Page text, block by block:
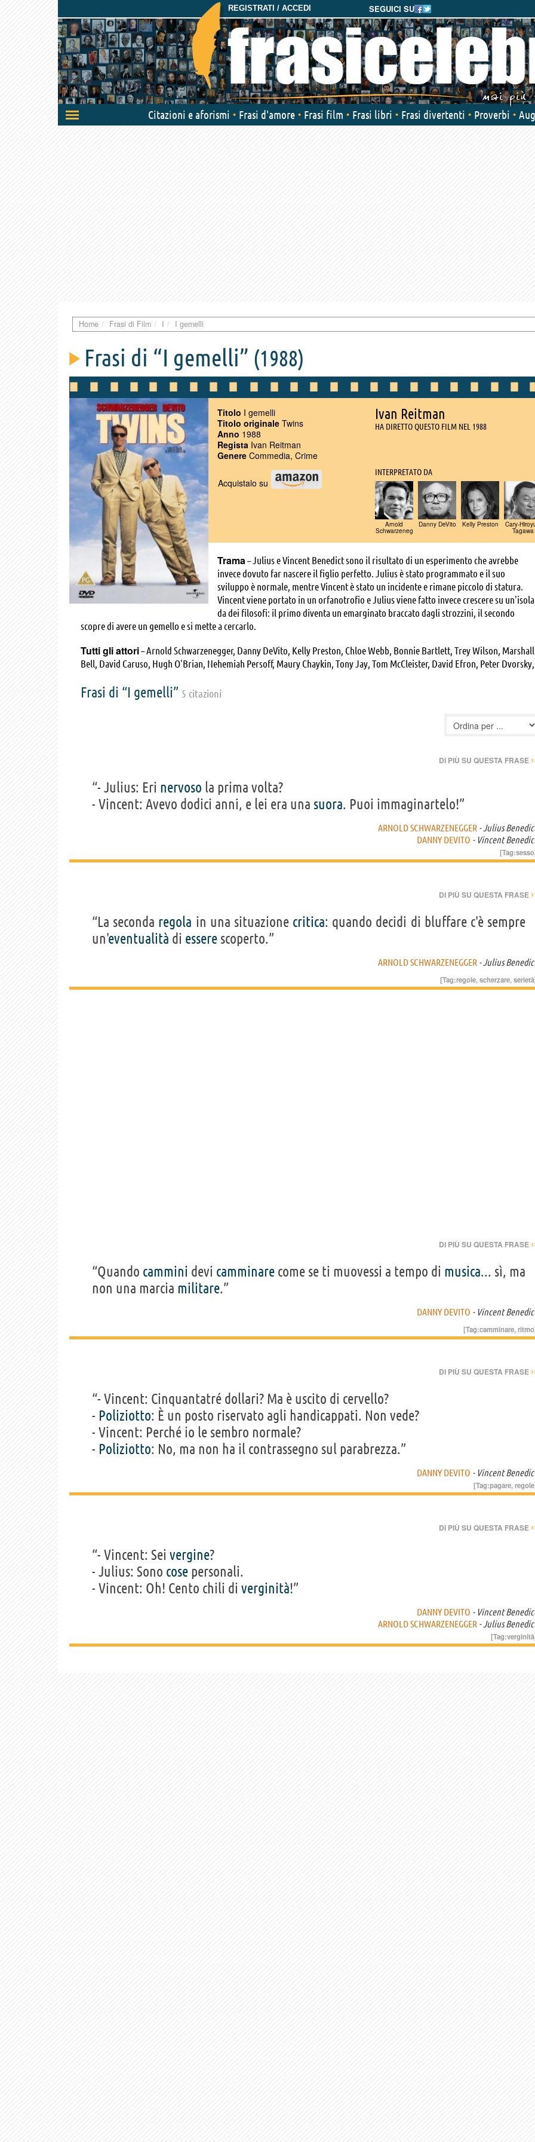
SEGUICI SU
REGISTRATI / ACCEDI
Attiva/disattiva
navigazione
Citazioni e aforismi Frasi d'amore Frasi film Frasi libri Frasi divertenti Proverbi
Home Frasi di Film I I gemelli
Frasi di “I gemelli” (1988)
Ivan Reitman
HA DIRETTO QUESTO FILM NEL 1988
Titolo I gemelli
Titolo originale Twins
Anno 1988
Regista Ivan Reitman
Genere Commedia, Crime
INTERPRETATO DA
Arnold
Schwarzeneg
Danny DeVito Kelly Preston Cary-
Tagawa
Acquistalo su
Trama– Julius e Vincent Benedict sono il risultato di un esperimento che avrebbe
invece dovuto far nascere il figlio perfetto. Julius è stato programmato e il suo
sviluppo è normale, mentre Vincent è stato un incidente e rimane piccolo di statura.
Vincent viene portato in un orfanotrofio e Julius viene fatto invece crescere su un'isola
da dei filosofi: il primo diventa un emarginato braccato dagli strozzini, il secondo
scopre di avere un gemello e si mette a cercarlo.
Tutti gli attori– Arnold Schwarzenegger, Danny DeVito, Kelly Preston, Chloe Webb, Bonnie Bartlett, Trey Wilson, Marshall
Bell, David Caruso, Hugh O'Brian, Nehemiah Persoff, Maury Chaykin, Tony Jay, Tom McCleister, David Efron, Peter Dvorsky,
Hopson, Frances Bay, Marvin J. McIntyre, Cary-Hiroyuki Tagawa, Wayne Grace, Thomas Wagner, Jay Arlen Jones, Ty
Granderson Jones, Elizabeth Kaitan, Tom Platz, Roger Callard, Jason Reitman, Catherine Reitman, Dendrie Taylor, Sven-Ole
Beck, Terry Bozzio, Tony Hymas, Nicolette Larson, Jill Avery, , Dustin Amy, Heather Graham, Neith Hunter, Peter Kent,
Frasi di “I gemelli” 5 citazioni
DI PIÙ SU QUESTA FRASE
“- Julius: Eri nervoso la prima volta?
- Vincent: Avevo dodici anni, e lei era una suora. Puoi immaginartelo!”
ARNOLD SCHWARZENEGGER - Julius
DANNY DEVITO - Vincent
[Tag:sesso
DI PIÙ SU QUESTA FRASE
“La seconda regola in una situazione critica: quando decidi di bluffare c'è sempre
un'eventualità di essere scoperto.”
ARNOLD SCHWARZENEGGER - Julius
[Tag:regole,scherzare,serietà
DI PIÙ SU QUESTA FRASE
“Quando cammini devi camminare come se ti muovessi a tempo di musica... sì, ma
non una marcia militare.”
DANNY DEVITO - Vincent
[Tag:camminare,ritmo
DI PIÙ SU QUESTA FRASE
“- Vincent: Cinquantatré dollari? Ma è uscito di cervello?
- Poliziotto: È un posto riservato agli handicappati. Non vede?
- Vincent: Perché io le sembro normale?
- Poliziotto: No, ma non ha il contrassegno sul parabrezza.”
DANNY DEVITO - Vincent
[Tag:pagare,regole
DI PIÙ SU QUESTA FRASE
“- Vincent: Sei vergine?
- Julius: Sono cose personali.
- Vincent: Oh! Cento chili di verginità!”
DANNY DEVITO - Vincent
ARNOLD SCHWARZENEGGER - Julius
[Tag:verginità